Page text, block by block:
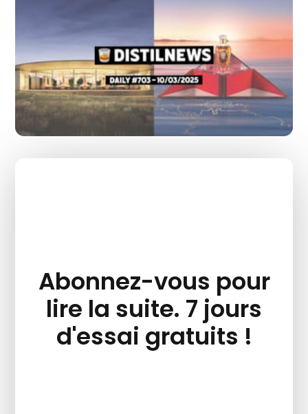
Abonnez-vous pour
lire la suite. 7 jours
d'essai gratuits !